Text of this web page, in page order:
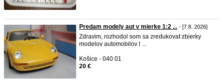
Predam modely aut v mierke 1:2 ... - [7.8. 2026]
Zdravim, rozhodol som sa zredukovat zbierky
modelov automobilov l ...
Košice - 040 01
20 €